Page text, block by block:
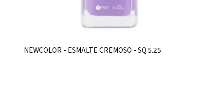
NEWCOLOR - ESMALTE CREMOSO - SQ 5.25